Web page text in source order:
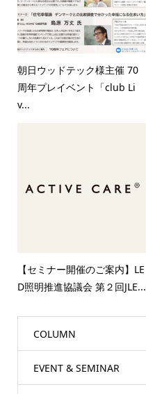
朝日ウッドテック様主催 70
周年プレイベント「club Li
v...
【セミナー開催のご案内】LE
D照明推進協議会 第２回JLE...
COLUMN
EVENT & SEMINAR